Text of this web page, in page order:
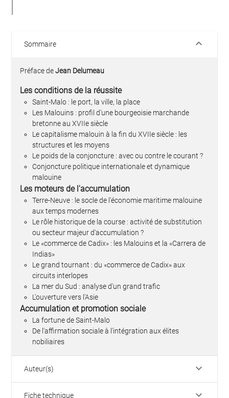
Sommaire keyboard_arrow_down
Préface deJean Delumeau
Les conditions de la réussite
Saint-Malo : le port, la ville, la place
Les Malouins : profil d'une bourgeoisie marchande
bretonne au XVIIe siècle
Le capitalisme malouin à la fin du XVIIe siècle : les
structures et les moyens
Le poids de la conjoncture : avec ou contre le courant ?
Conjoncture politique internationale et dynamique
malouine
Les moteurs de l'accumulation
Terre-Neuve : le socle de l'économie maritime malouine
aux temps modernes
Le rôle historique de la course : activité de substitution
ou secteur majeur d'accumulation ?
Le «commerce de Cadix» : les Malouins et la «Carrera de
Indias»
Le grand tournant : du «commerce de Cadix» aux
circuits interlopes
La mer du Sud : analyse d'un grand trafic
L'ouverture vers l'Asie
Accumulation et promotion sociale
La fortune de Saint-Malo
De l'affirmation sociale à l'intégration aux élites
nobiliaires
Auteur(s) keyboard_arrow_down
Fiche technique keyboard_arrow_down